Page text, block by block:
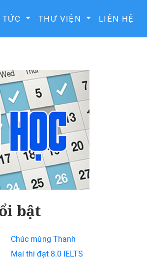
THƯ VIỆN LIÊN HỆ
bật
Chúc mừng Thanh
Mai thi đạt 8.0 IELTS